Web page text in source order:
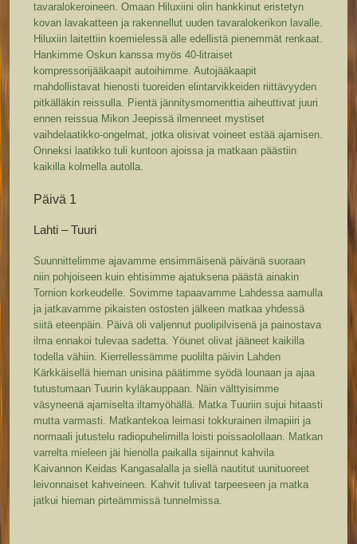
tavaralokeroineen. Omaan Hiluxiini olin hankkinut eristetyn
kovan lavakatteen ja rakennellut uuden tavaralokerikon lavalle.
Hiluxiin laitettiin koemielessä alle edellistä pienemmät renkaat.
Hankimme Oskun kanssa myös 40-litraiset
kompressorijääkaapit autoihimme. Autojääkaapit
mahdollistavat hienosti tuoreiden elintarvikkeiden riittävyyden
pitkälläkin reissulla. Pientä jännitysmomenttia aiheuttivat juuri
ennen reissua Mikon Jeepissä ilmenneet mystiset
vaihdelaatikko-ongelmat, jotka olisivat voineet estää ajamisen.
Onneksi laatikko tuli kuntoon ajoissa ja matkaan päästiin
kaikilla kolmella autolla.
Päivä 1
Lahti – Tuuri
Suunnittelimme ajavamme ensimmäisenä päivänä suoraan
niin pohjoiseen kuin ehtisimme ajatuksena päästä ainakin
Tornion korkeudelle. Sovimme tapaavamme Lahdessa aamulla
ja jatkavamme pikaisten ostosten jälkeen matkaa yhdessä
siitä eteenpäin. Päivä oli valjennut puolipilvisenä ja painostava
ilma ennakoi tulevaa sadetta. Yöunet olivat jääneet kaikilla
todella vähiin. Kierrellessämme puolilta päivin Lahden
Kärkkäisellä hieman unisina päätimme syödä lounaan ja ajaa
tutustumaan Tuurin kyläkauppaan. Näin välttyisimme
väsyneenä ajamiselta iltamyöhällä. Matka Tuuriin sujui hitaasti
mutta varmasti. Matkantekoa leimasi tokkurainen ilmapiiri ja
normaali jutustelu radiopuhelimilla loisti poissaolollaan. Matkan
varrelta mieleen jäi hienolla paikalla sijainnut kahvila
Kaivannon Keidas Kangasalalla ja siellä nautitut uunituoreet
leivonnaiset kahveineen. Kahvit tulivat tarpeeseen ja matka
jatkui hieman pirteämmissä tunnelmissa.